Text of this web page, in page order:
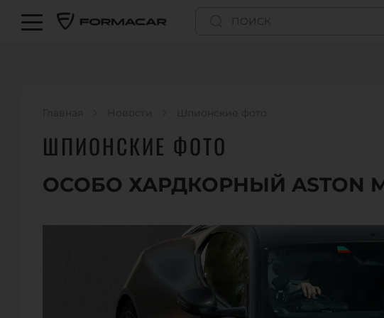
Главная Новости Шпионские фото
ШПИОНСКИЕ ФОТО
ОСОБО ХАРДКОРНЫЙ ASTON